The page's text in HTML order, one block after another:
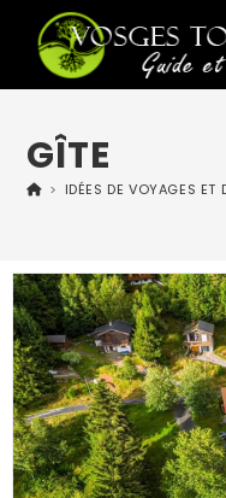
GÎTE
> IDÉES DE VOYAGES ET